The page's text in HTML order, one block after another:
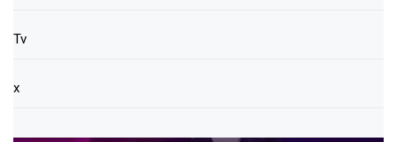
Tv
x